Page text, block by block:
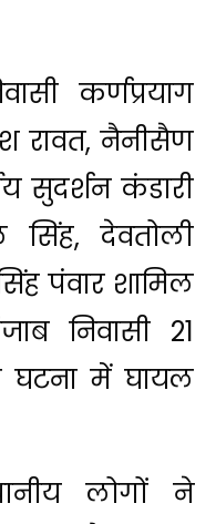
कर्णप्रयाग
रावत, नैनीसैण
सुदर्शन कंडारी
सिंह, देवतोली
पंवार शामिल
निवासी 21
घटना में घायल
लोगों ने